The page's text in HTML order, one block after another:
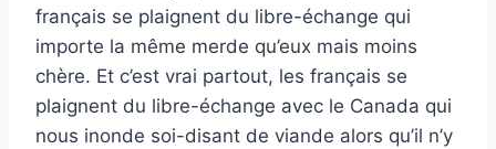
français se plaignent du libre-échange qui
importe la même merde qu’eux mais moins
chère. Et c’est vrai partout, les français se
plaignent du libre-échange avec le Canada qui
nous inonde soi-disant de viande alors qu’il n’y